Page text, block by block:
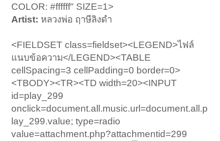
COLOR: #ffffff" SIZE=1>
Artist: หลวงพ่อ ฤาษีลิงดำ
<FIELDSET class=fieldset><LEGEND>ไฟล์
แนบข้อความ</LEGEND><TABLE
cellSpacing=3 cellPadding=0 border=0>
<TBODY><TR><TD width=20><INPUT
id=play_299
onclick=document.all.music.url=document.all.p
lay_299.value; type=radio
value=attachment.php?attachmentid=299